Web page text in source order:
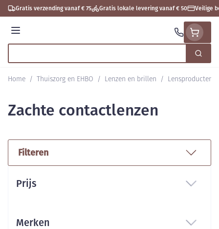
Ga naar de inhoud
Gratis verzending vanaf € 75 Gratis lokale levering vanaf € 50 Veilige
Menu
Zoek
Home / Thuiszorg en EHBO / Lenzen en brillen / Lensproducten
Zachte contactlenzen
Filteren
Prijs
Merken